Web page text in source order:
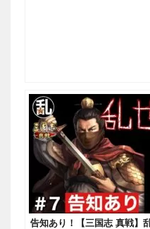
告知あり！【三国志 真戦】